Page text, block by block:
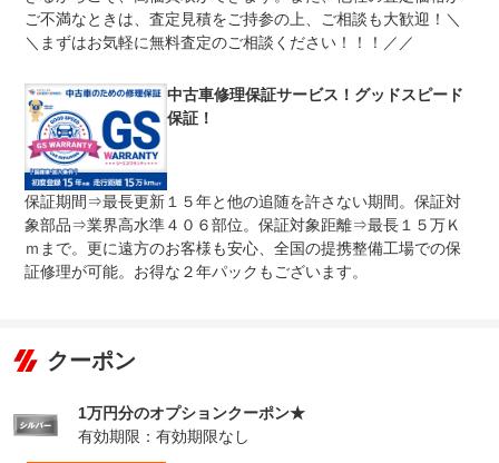
※商用車は6ヶ月または12ヶ月点検整備付
について
安心の指定工場完備。陸運支局に代わって車検（検査）を
インを自社の工場に持っています。国家資格整備士常駐、
積載車もございます。
ご不満なときは、査定見積をご持参の上、ご相談も大歓迎！＼
＼まずはお気軽に無料査定のご相談ください！！！／／
中古車修理保証サービス！グッドスピード
保証！
保証期間⇒最長更新１５年と他の追随を許さない期間。保証対
象部品⇒業界高水準４０６部位。保証対象距離⇒最長１５万Ｋ
ｍまで。更に遠方のお客様も安心、全国の提携整備工場での保
証修理が可能。お得な２年パックもございます。
クーポン
1万円分のオプションクーポン★
有効期限：有効期限なし